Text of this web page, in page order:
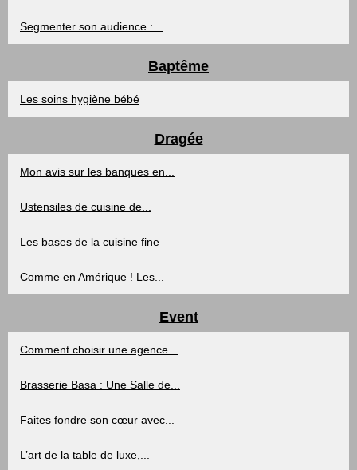
Segmenter son audience :...
Baptême
Les soins hygiène bébé
Dragée
Mon avis sur les banques en...
Ustensiles de cuisine de...
Les bases de la cuisine fine
Comme en Amérique ! Les...
Event
Comment choisir une agence...
Brasserie Basa : Une Salle de...
Faites fondre son cœur avec...
L’art de la table de luxe,...